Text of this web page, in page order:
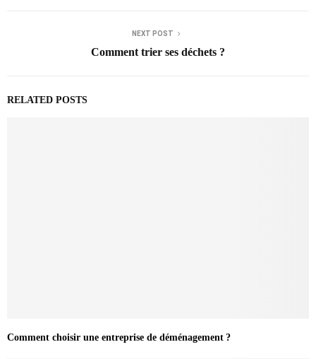
NEXT POST
Comment trier ses déchets ?
RELATED POSTS
Comment choisir une entreprise de déménagement ?